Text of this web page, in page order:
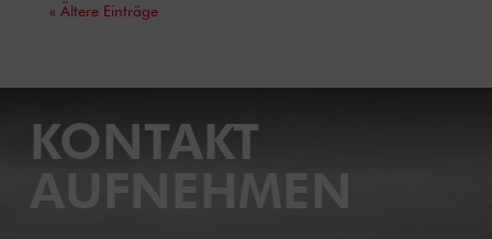
« Ältere Einträge
KONTAKT
AUFNEHMEN